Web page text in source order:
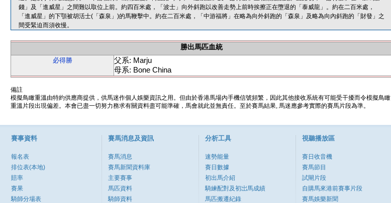
錢」及「進威星」之間難以取位上前。約四百米處，「波士」向外斜跑以改善走勢上前時挨擦正在墮退的「泰威龍」。約在二百米處，
「進威星」的下顎被胡活士(「森泉」)的馬鞭擊中。約在二百米處，「中游福將」在略為向外斜跑的「森泉」及略為向內斜跑的「財發」之
間受緊迫而須收慢。
勝出馬匹血統
必得勝
父系: Marju
母系: Bone China
備註
模擬鳥瞰重溫由特約供應商提供，供馬迷作個人娛樂資訊之用。但由於香港馬場內手機信號頻繁，因此其他接收系統有可能受干擾而令模擬鳥瞰
重溫片段出現偏差。本會已盡一切努力務求有關資料盡可能準確，馬會就此並無責任。至於賽馬結果, 馬迷應參考實際的賽馬片段為準。
賽事資料
報名表
排位表(本地)
賠率
賽果
騎師分場表
賽馬消息及資訊
賽馬消息
賽馬新聞資料庫
主要賽事
馬匹資料
騎師資料
分析工具
速勢能量
賽日數據
初出馬介紹
騎練配對及初岀馬成績
馬匹搬遷紀錄
視聽播放區
賽日收音機
賽馬節目
試閘片段
自購馬來港前賽事片段
賽馬娛樂新聞